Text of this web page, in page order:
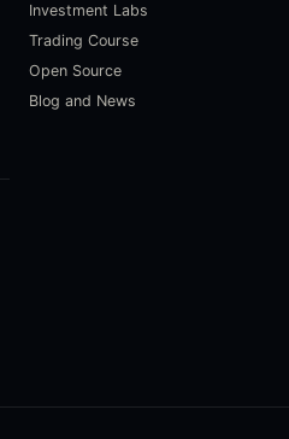
Investment Labs
Trading Course
Open Source
Blog and News